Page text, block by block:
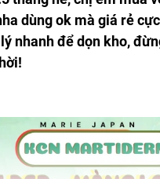
dùng ok mà giá rẻ
nhanh để dọn kho,